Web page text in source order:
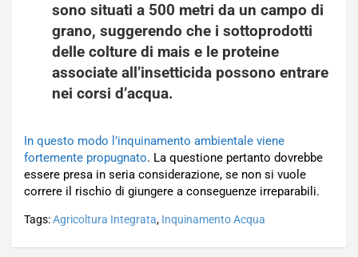
sono situati a 500 metri da un campo di
grano, suggerendo che i sottoprodotti
delle colture di mais e le proteine
associate all’insetticida possono entrare
nei corsi d’acqua.
In questo modo l’inquinamento ambientale viene
fortemente propugnato. La questione pertanto dovrebbe
essere presa in seria considerazione, se non si vuole
correre il rischio di giungere a conseguenze irreparabili.
Tags:Agricoltura Integrata, Inquinamento Acqua